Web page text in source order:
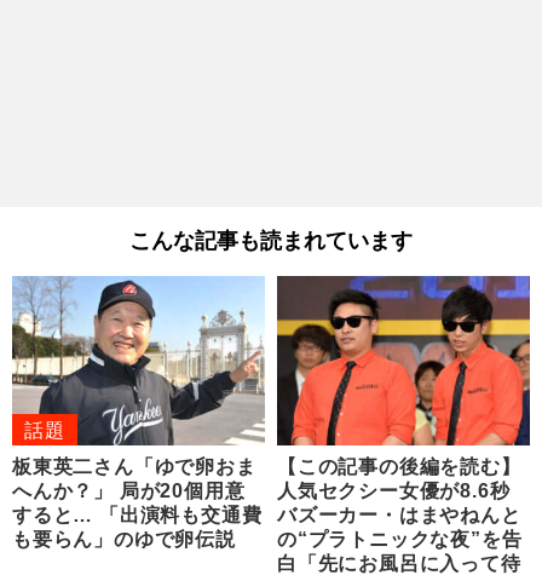
こんな記事も読まれています
話題
板東英二さん「ゆで卵おま
へんか？」 局が20個用意
すると… 「出演料も交通費
も要らん」のゆで卵伝説
【この記事の後編を読む】
人気セクシー女優が8.6秒
バズーカー・はまやねんと
の“プラトニックな夜”を告
白「先にお風呂に入って待